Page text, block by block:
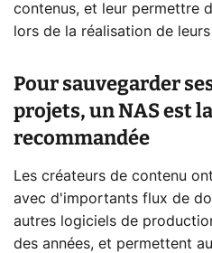
contenus, et leur permettre
lors de la réalisation de
Pour sauvegarder
projets, un NAS est
recommandée
Les créateurs de contenu
avec d'importants flux de
autres logiciels de
des années, et permettent